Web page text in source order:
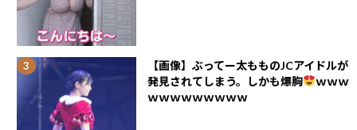
【画像】ぶってー太もものJCアイドルが
発見されてしまう。しかも爆胸
ｗｗｗ
ｗｗｗｗｗｗｗｗｗ